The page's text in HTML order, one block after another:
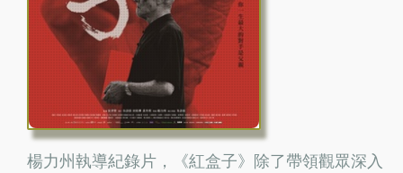
楊力州執導紀錄片，《紅盒子》除了帶領觀眾深入